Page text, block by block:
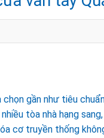
chọn gần như tiêu
tòa nhà hạng
cơ truyền thống